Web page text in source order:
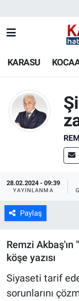
KARASU
28.02.2024 - 09:39
YAYINLANMA
Paylaş
Remzi Akbaş'ın
köşe yazısı
Siyaseti tarif
sorunlarını